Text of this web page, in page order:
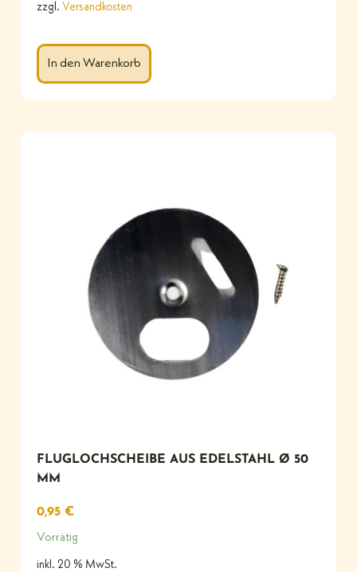
zzgl. Versandkosten
In den Warenkorb
FLUGLOCHSCHEIBE AUS EDELSTAHL Ø 50
MM
0,95 €
Vorrätig
inkl. 20 % MwSt.